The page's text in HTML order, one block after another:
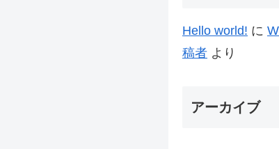
Hello world! に
稿者 より
アーカイブ